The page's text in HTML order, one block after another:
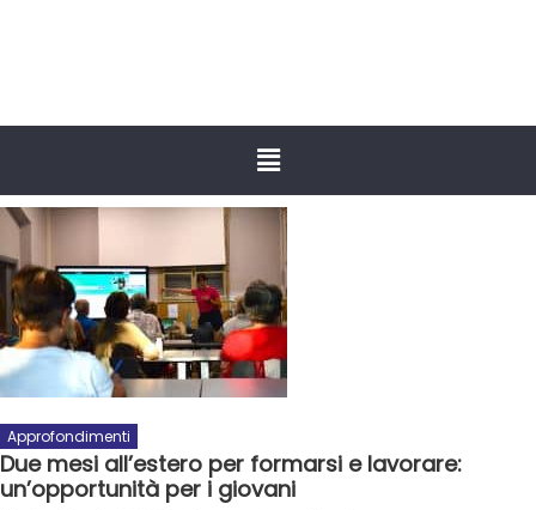
Approfondimenti
Due mesi all’estero per formarsi e lavorare:
un’opportunità per i giovani